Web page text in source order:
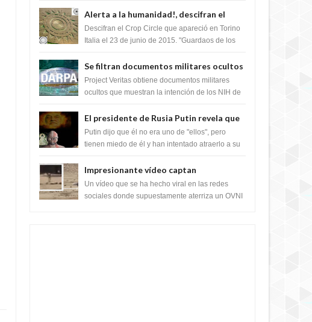
5 YEARS AGO
Shiv...
Alerta a la humanidad!, descifran el
mensaje del Crop Circle de Torino ,Italia
Descifran el Crop Circle que apareció en Torino
Italia el 23 de junio de 2015. "Guardaos de los
Se filtran documentos militares ocultos
que muestran la intención de los NIH de
crear el SARS-CoV-2, utilizando la
Project Veritas obtiene documentos militares
ocultos que muestran la intención de los NIH de
El presidente de Rusia Putin revela que
la clase dominante en el mundo son los
híbridos reptiles
Putin dijo que él no era uno de "ellos", pero
tienen miedo de él y han intentado atraerlo a su
Impresionante vídeo captan
extraterrestres bajando de un OVNI en
Arabia Saudita
Un vídeo que se ha hecho viral en las redes
sociales donde supuestamente aterriza un OVNI